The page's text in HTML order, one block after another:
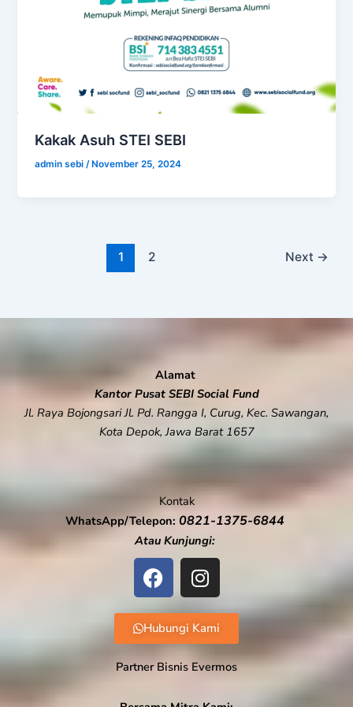
Kakak Asuh STEI SEBI
admin sebi /November 25, 2024
1 2 Next →
Alamat
Kantor Pusat SEBI Social Fund
Jl. Raya Bojongsari Jl. Pd. Rangga I, Curug, Kec. Sawangan,
Kota Depok, Jawa Barat 1657
Kontak
WhatsApp/Telepon: 0821-1375-6844
Atau Kunjungi:
F
a
c
e
b
o
I
n
s
t
a
g
Hubungi Kami
Partner Bisnis Evermos